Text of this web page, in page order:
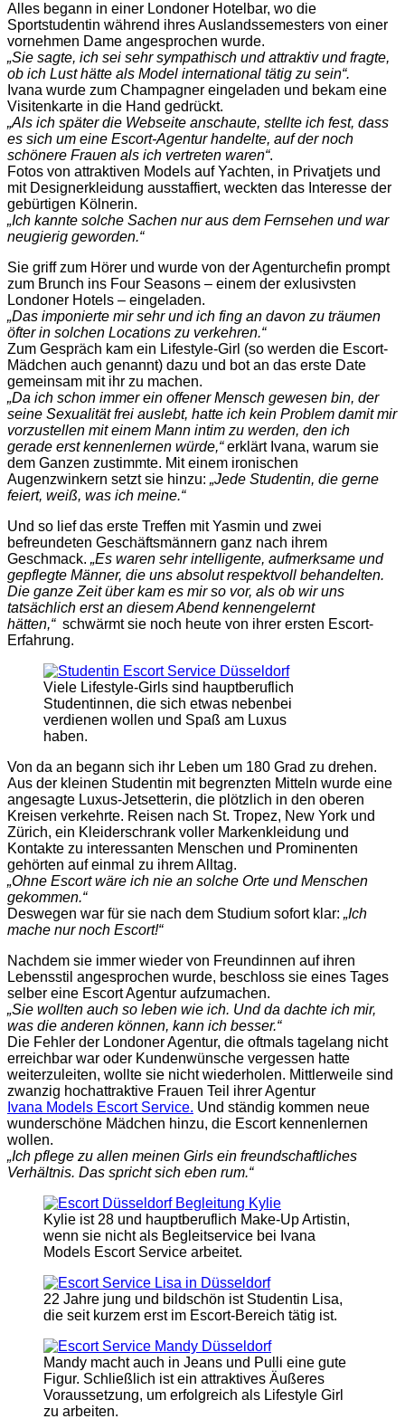
Alles begann in einer Londoner Hotelbar, wo die
Sportstudentin während ihres Auslandssemesters von einer
vornehmen Dame angesprochen wurde.
„Sie sagte, ich sei sehr sympathisch und attraktiv und fragte,
ob ich Lust hätte als Model international tätig zu sein“.
Ivana wurde zum Champagner eingeladen und bekam eine
Visitenkarte in die Hand gedrückt.
„Als ich später die Webseite anschaute, stellte ich fest, dass
es sich um eine Escort-Agentur handelte, auf der noch
schönere Frauen als ich vertreten waren“.
Fotos von attraktiven Models auf Yachten, in Privatjets und
mit Designerkleidung ausstaffiert, weckten das Interesse der
gebürtigen Kölnerin.
„Ich kannte solche Sachen nur aus dem Fernsehen und war
neugierig geworden.“
Sie griff zum Hörer und wurde von der Agenturchefin prompt
zum Brunch ins Four Seasons – einem der exlusivsten
Londoner Hotels – eingeladen.
„Das imponierte mir sehr und ich fing an davon zu träumen
öfter in solchen Locations zu verkehren.“
Zum Gespräch kam ein Lifestyle-Girl (so werden die Escort-
Mädchen auch genannt) dazu und bot an das erste Date
gemeinsam mit ihr zu machen.
„Da ich schon immer ein offener Mensch gewesen bin, der
seine Sexualität frei auslebt, hatte ich kein Problem damit mir
vorzustellen mit einem Mann intim zu werden, den ich
gerade erst kennenlernen würde,“erklärt Ivana, warum sie
dem Ganzen zustimmte. Mit einem ironischen
Augenzwinkern setzt sie hinzu: „Jede Studentin, die gerne
feiert, weiß, was ich meine.“
Und so lief das erste Treffen mit Yasmin und zwei
befreundeten Geschäftsmännern ganz nach ihrem
Geschmack. „Es waren sehr intelligente, aufmerksame und
gepflegte Männer, die uns absolut respektvoll behandelten.
Die ganze Zeit über kam es mir so vor, als ob wir uns
tatsächlich erst an diesem Abend kennengelernt
hätten,“ schwärmt sie noch heute von ihrer ersten Escort-
Erfahrung.
Viele Lifestyle-Girls sind hauptberuflich
Studentinnen, die sich etwas nebenbei
verdienen wollen und Spaß am Luxus
haben.
Von da an begann sich ihr Leben um 180 Grad zu drehen.
Aus der kleinen Studentin mit begrenzten Mitteln wurde eine
angesagte Luxus-Jetsetterin, die plötzlich in den oberen
Kreisen verkehrte. Reisen nach St. Tropez, New York und
Zürich, ein Kleiderschrank voller Markenkleidung und
Kontakte zu interessanten Menschen und Prominenten
gehörten auf einmal zu ihrem Alltag.
„Ohne Escort wäre ich nie an solche Orte und Menschen
gekommen.“
Deswegen war für sie nach dem Studium sofort klar: „Ich
mache nur noch Escort!“
Nachdem sie immer wieder von Freundinnen auf ihren
Lebensstil angesprochen wurde, beschloss sie eines Tages
selber eine Escort Agentur aufzumachen.
„Sie wollten auch so leben wie ich. Und da dachte ich mir,
was die anderen können, kann ich besser.“
Die Fehler der Londoner Agentur, die oftmals tagelang nicht
erreichbar war oder Kundenwünsche vergessen hatte
weiterzuleiten, wollte sie nicht wiederholen. Mittlerweile sind
zwanzig hochattraktive Frauen Teil ihrer Agentur
Ivana Models Escort Service. Und ständig kommen neue
wunderschöne Mädchen hinzu, die Escort kennenlernen
wollen.
„Ich pflege zu allen meinen Girls ein freundschaftliches
Verhältnis. Das spricht sich eben rum.“
Kylie ist 28 und hauptberuflich Make-Up Artistin,
wenn sie nicht als Begleitservice bei Ivana
Models Escort Service arbeitet.
22 Jahre jung und bildschön ist Studentin Lisa,
die seit kurzem erst im Escort-Bereich tätig ist.
Mandy macht auch in Jeans und Pulli eine gute
Figur. Schließlich ist ein attraktives Äußeres
Voraussetzung, um erfolgreich als Lifestyle Girl
zu arbeiten.